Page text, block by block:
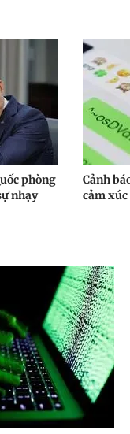
phòng
nhạy
Cảnh
cảm xúc